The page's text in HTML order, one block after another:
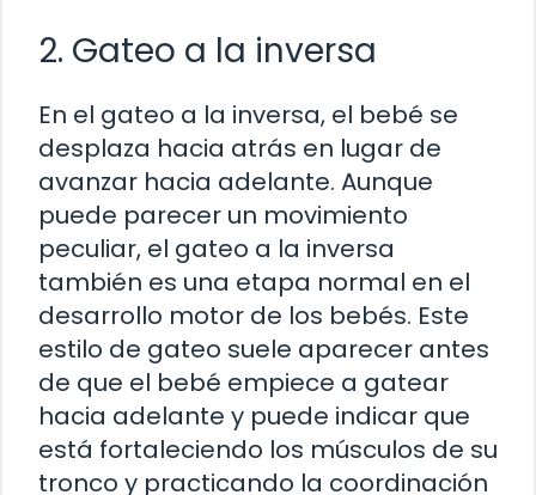
2. Gateo a la inversa
En el gateo a la inversa, el bebé se
desplaza hacia atrás en lugar de
avanzar hacia adelante. Aunque
puede parecer un movimiento
peculiar, el gateo a la inversa
también es una etapa normal en el
desarrollo motor de los bebés. Este
estilo de gateo suele aparecer antes
de que el bebé empiece a gatear
hacia adelante y puede indicar que
está fortaleciendo los músculos de su
tronco y practicando la coordinación